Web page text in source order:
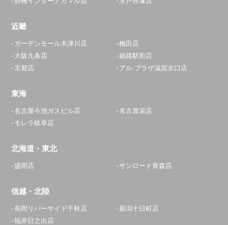
近畿
ガーデンモール木津川店
梅田店
大阪九条店
姫路駅前店
京都店
アル·プラザ滋賀水口店
東海
名古屋今池ガスビル店
名古屋栄店
モレラ岐阜店
北海道・東北
盛岡店 サンロード青森店
信越・北陸
長岡リバーサイド千秋店
新潟十日町店
福井日之出店